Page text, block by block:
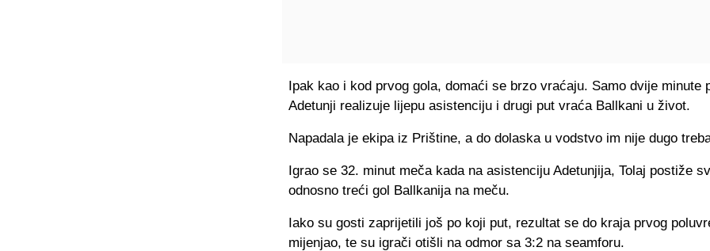
Ipak kao i kod prvog gola, domaći se brzo vraćaju. Samo dvije minute
Adetunji realizuje lijepu asistenciju i drugi put vraća Ballkani u život.
Napadala je ekipa iz Prištine, a do dolaska u vodstvo im nije dugo
Igrao se 32. minut meča kada na asistenciju Adetunjija, Tolaj postiže
odnosno treći gol Ballkanija na meču.
Iako su gosti zaprijetili još po koji put, rezultat se do kraja prvog
mijenjao, te su igrači otišli na odmor sa 3:2 na seamforu.